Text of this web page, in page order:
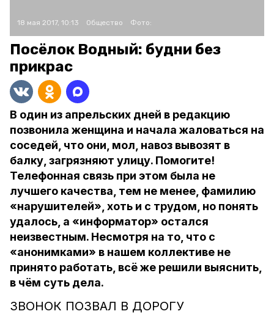
18 мая 2017, 10:13 Общество Фото:
Посёлок Водный: будни без
прикрас
В один из апрельских дней в редакцию
позвонила женщина и начала жаловаться на
соседей, что они, мол, навоз вывозят в
балку, загрязняют улицу. Помогите!
Телефонная связь при этом была не
лучшего качества, тем не менее, фамилию
«нарушителей», хоть и с трудом, но понять
удалось, а «информатор» остался
неизвестным. Несмотря на то, что с
«анонимками» в нашем коллективе не
принято работать, всё же решили выяснить,
в чём суть дела.
ЗВОНОК ПОЗВАЛ В ДОРОГУ